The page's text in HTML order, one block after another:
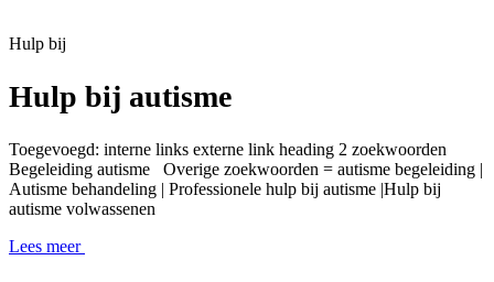
Hulp bij
Hulp bij autisme
Toegevoegd: interne links externe link heading 2 zoekwoorden
Begeleiding autisme Overige zoekwoorden = autisme begeleiding |
Autisme behandeling | Professionele hulp bij autisme |Hulp bij
autisme volwassenen
Lees meer